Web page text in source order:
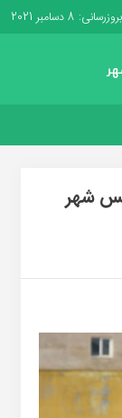
8 دسامبر 2021
شهر